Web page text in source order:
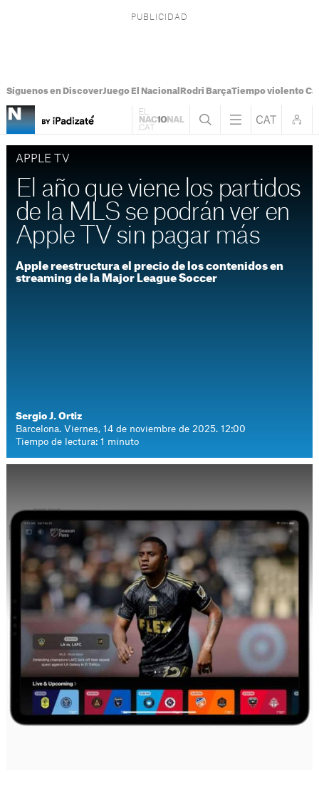
Síguenos en DiscoverJuego El Nacional Rodri BarçaTiempo violento
APPLE TV
El año que viene los partidos
de la MLS se podrán ver en
Apple TV sin pagar más
Apple reestructura el precio de los contenidos en
streaming de la Major League Soccer
Sergio J. Ortiz
Barcelona. Viernes, 14 de noviembre de 2025. 12:00
Tiempo de lectura: 1 minuto